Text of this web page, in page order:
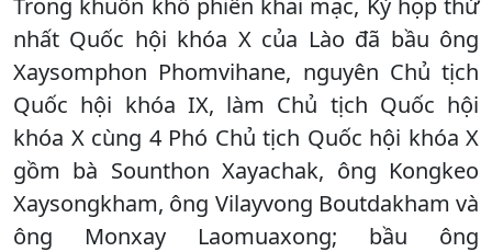
Trong khuôn khổ phiên khai mạc, Kỳ họp thứ
nhất Quốc hội khóa X của Lào đã bầu ông
Xaysomphon Phomvihane, nguyên Chủ tịch
Quốc hội khóa IX, làm Chủ tịch Quốc hội
khóa X cùng 4 Phó Chủ tịch Quốc hội khóa X
gồm bà Sounthon Xayachak, ông Kongkeo
Xaysongkham, ông Vilayvong Boutdakham và
ông Monxay Laomuaxong; bầu ông